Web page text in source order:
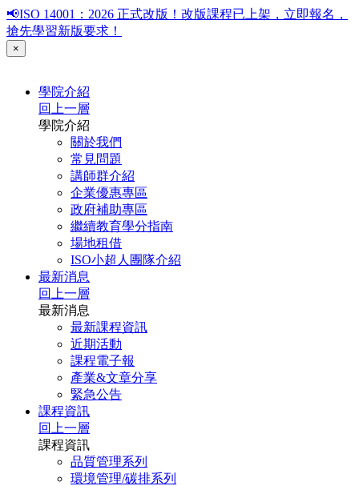
📢ISO 14001：2026 正式改版！改版課程已上架，立即報名，
搶先學習新版要求！
×
學院介紹
回上一層
學院介紹
關於我們
常見問題
講師群介紹
企業優惠專區
政府補助專區
繼續教育學分指南
場地租借
ISO小超人團隊介紹
最新消息
回上一層
最新消息
最新課程資訊
近期活動
課程電子報
產業&文章分享
緊急公告
課程資訊
回上一層
課程資訊
品質管理系列
環境管理/碳排系列